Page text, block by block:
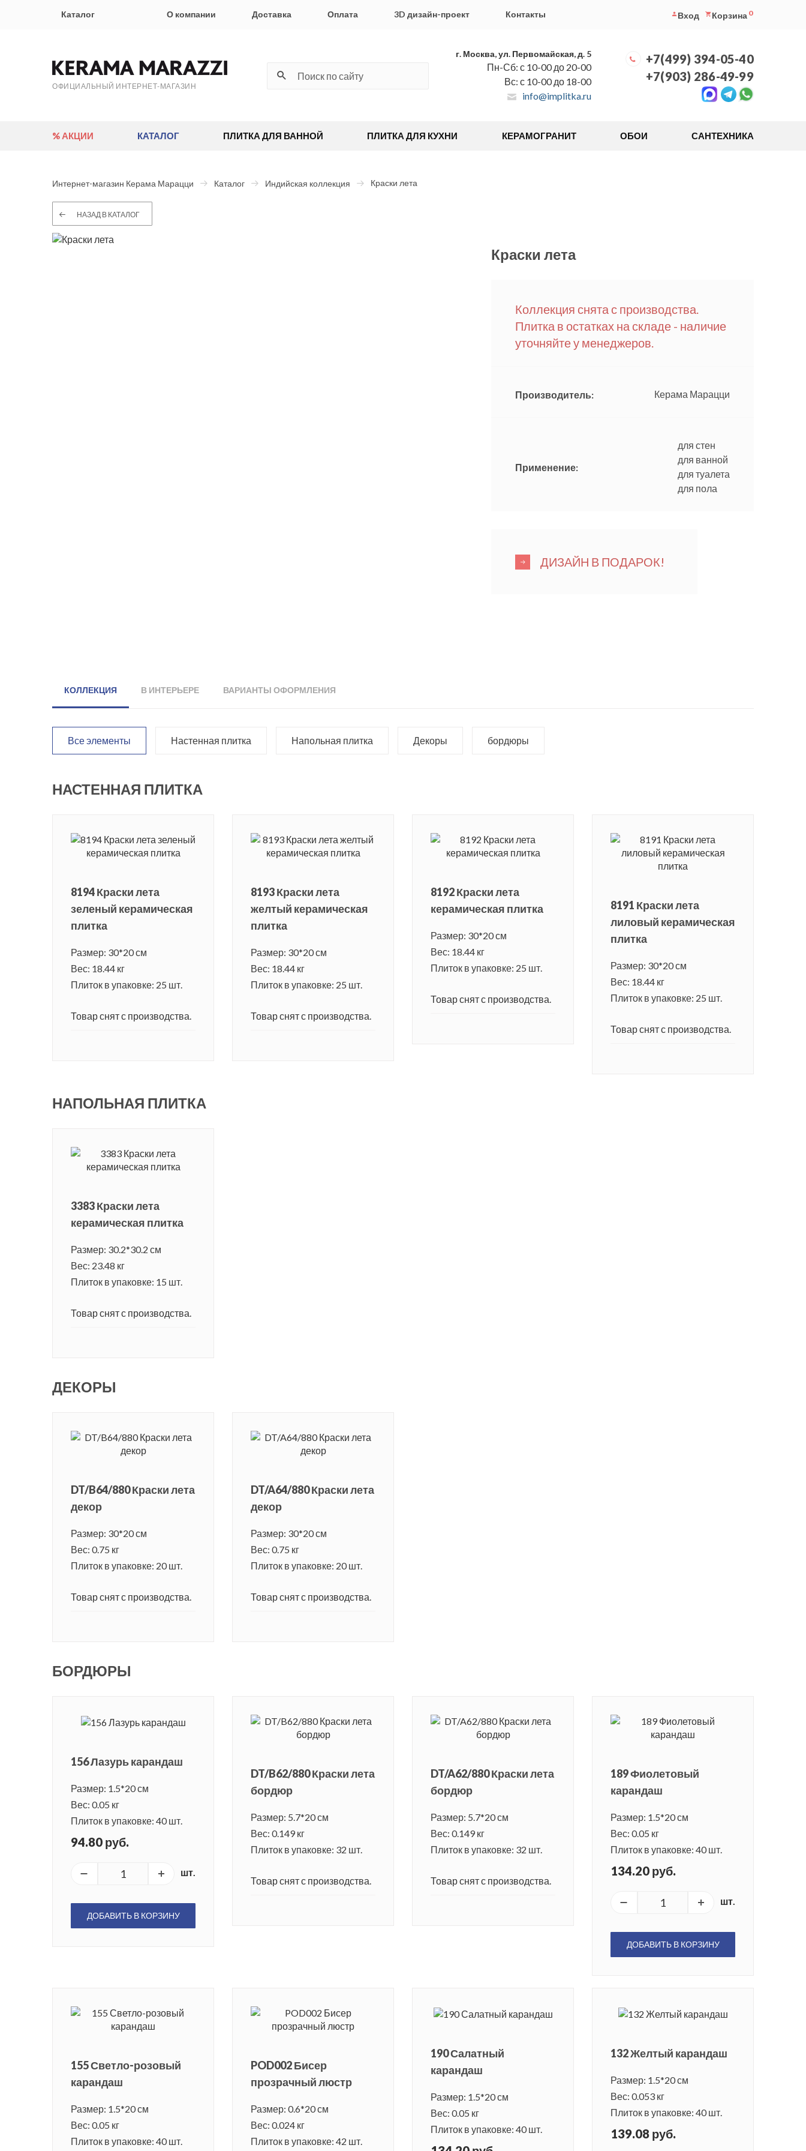
Каталог О компании Доставка Оплата 3D дизайн-проект Контакты Вход Корзина 0
ОФИЦИАЛЬНЫЙ ИНТЕРНЕТ-МАГАЗИН
г. Москва, ул. Первомайская, д. 5
Пн-Сб: с 10-00 до 20-00
Вс: с 10-00 до 18-00
info@implitka.ru
+7(499) 394-05-40
+7(903) 286-49-99
% АКЦИИ КАТАЛОГ ПЛИТКА ДЛЯ ВАННОЙ ПЛИТКА ДЛЯ КУХНИ КЕРАМОГРАНИТ ОБОИ САНТЕХНИКА
Интернет-магазин Керама Марацци Каталог Индийская коллекция Краски лета
НАЗАД В КАТАЛОГ
Краски лета
Коллекция снята с производства.
Плитка в остатках на складе - наличие
уточняйте у менеджеров.
Производитель: Керама Марацци
Применение:
для стен
для ванной
для туалета
для пола
ДИЗАЙН В ПОДАРОК!
КОЛЛЕКЦИЯ В ИНТЕРЬЕРЕ ВАРИАНТЫ ОФОРМЛЕНИЯ
Все элементы Настенная плитка Напольная плитка Декоры бордюры
НАСТЕННАЯ ПЛИТКА
8194 Краски лета
зеленый керамическая
плитка
Размер: 30*20 см
Вес: 18.44 кг
Плиток в упаковке: 25 шт.
Товар снят с производства.
8193 Краски лета
желтый керамическая
плитка
Размер: 30*20 см
Вес: 18.44 кг
Плиток в упаковке: 25 шт.
Товар снят с производства.
8192 Краски лета
керамическая плитка
Размер: 30*20 см
Вес: 18.44 кг
Плиток в упаковке: 25 шт.
Товар снят с производства.
8191 Краски лета
лиловый керамическая
плитка
Размер: 30*20 см
Вес: 18.44 кг
Плиток в упаковке: 25 шт.
Товар снят с производства.
НАПОЛЬНАЯ ПЛИТКА
3383 Краски лета
керамическая плитка
Размер: 30.2*30.2 см
Вес: 23.48 кг
Плиток в упаковке: 15 шт.
Товар снят с производства.
ДЕКОРЫ
DT/B64/880 Краски лета
декор
Размер: 30*20 см
Вес: 0.75 кг
Плиток в упаковке: 20 шт.
Товар снят с производства.
DT/A64/880 Краски лета
декор
Размер: 30*20 см
Вес: 0.75 кг
Плиток в упаковке: 20 шт.
Товар снят с производства.
БОРДЮРЫ
156 Лазурь карандаш
Размер: 1.5*20 см
Вес: 0.05 кг
Плиток в упаковке: 40 шт.
94.80 руб.
шт.
ДОБАВИТЬ В КОРЗИНУ
DT/B62/880 Краски лета
бордюр
Размер: 5.7*20 см
Вес: 0.149 кг
Плиток в упаковке: 32 шт.
Товар снят с производства.
DT/A62/880 Краски лета
бордюр
Размер: 5.7*20 см
Вес: 0.149 кг
Плиток в упаковке: 32 шт.
Товар снят с производства.
189 Фиолетовый
карандаш
Размер: 1.5*20 см
Вес: 0.05 кг
Плиток в упаковке: 40 шт.
134.20 руб.
шт.
ДОБАВИТЬ В КОРЗИНУ
155 Светло-розовый
карандаш
Размер: 1.5*20 см
Вес: 0.05 кг
Плиток в упаковке: 40 шт.
POD002 Бисер
прозрачный люстр
Размер: 0.6*20 см
Вес: 0.024 кг
Плиток в упаковке: 42 шт.
190 Салатный
карандаш
Размер: 1.5*20 см
Вес: 0.05 кг
Плиток в упаковке: 40 шт.
132 Желтый карандаш
Размер: 1.5*20 см
Вес: 0.053 кг
Плиток в упаковке: 40 шт.
139.08 руб.